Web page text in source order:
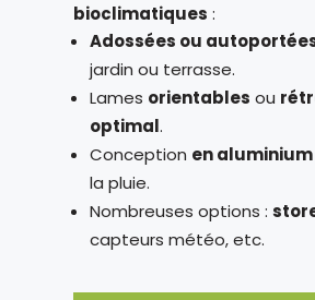
bioclimatiques :
Adossées ou
jardin ou terrasse.
Lames orientables ou
optimal.
Conception en
la pluie.
Nombreuses options :
capteurs météo, etc.